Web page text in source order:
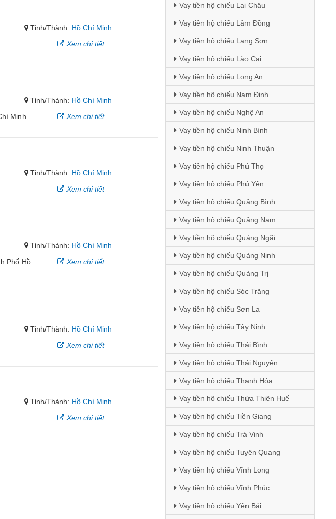
Tỉnh/Thành: Hồ Chí Minh
Xem chi tiết
Tỉnh/Thành: Hồ Chí Minh
Minh
Xem chi tiết
Tỉnh/Thành: Hồ Chí Minh
Xem chi tiết
Tỉnh/Thành: Hồ Chí Minh
Phố Hồ
Xem chi tiết
Tỉnh/Thành: Hồ Chí Minh
Xem chi tiết
Tỉnh/Thành: Hồ Chí Minh
Xem chi tiết
Vay tiền hộ chiếu Lai Châu
Vay tiền hộ chiếu Lâm Đồng
Vay tiền hộ chiếu Lạng Sơn
Vay tiền hộ chiếu Lào Cai
Vay tiền hộ chiếu Long An
Vay tiền hộ chiếu Nam Định
Vay tiền hộ chiếu Nghệ An
Vay tiền hộ chiếu Ninh Bình
Vay tiền hộ chiếu Ninh Thuận
Vay tiền hộ chiếu Phú Thọ
Vay tiền hộ chiếu Phú Yên
Vay tiền hộ chiếu Quảng Bình
Vay tiền hộ chiếu Quảng Nam
Vay tiền hộ chiếu Quảng Ngãi
Vay tiền hộ chiếu Quảng Ninh
Vay tiền hộ chiếu Quảng Trị
Vay tiền hộ chiếu Sóc Trăng
Vay tiền hộ chiếu Sơn La
Vay tiền hộ chiếu Tây Ninh
Vay tiền hộ chiếu Thái Bình
Vay tiền hộ chiếu Thái Nguyên
Vay tiền hộ chiếu Thanh Hóa
Vay tiền hộ chiếu Thừa Thiên Huế
Vay tiền hộ chiếu Tiền Giang
Vay tiền hộ chiếu Trà Vinh
Vay tiền hộ chiếu Tuyên Quang
Vay tiền hộ chiếu Vĩnh Long
Vay tiền hộ chiếu Vĩnh Phúc
Vay tiền hộ chiếu Yên Bái